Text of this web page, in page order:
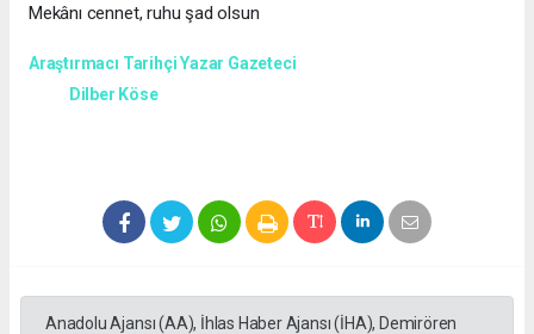
Mekânı cennet, ruhu şad olsun
Araştırmacı Tarihçi Yazar Gazeteci
Dilber Köse
Anadolu Ajansı (AA), İhlas Haber Ajansı (İHA), Demirören